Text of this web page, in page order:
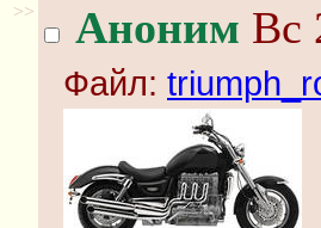
>> Аноним Вс
Файл: